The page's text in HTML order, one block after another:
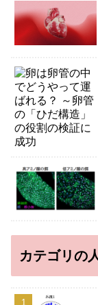
カテゴリの